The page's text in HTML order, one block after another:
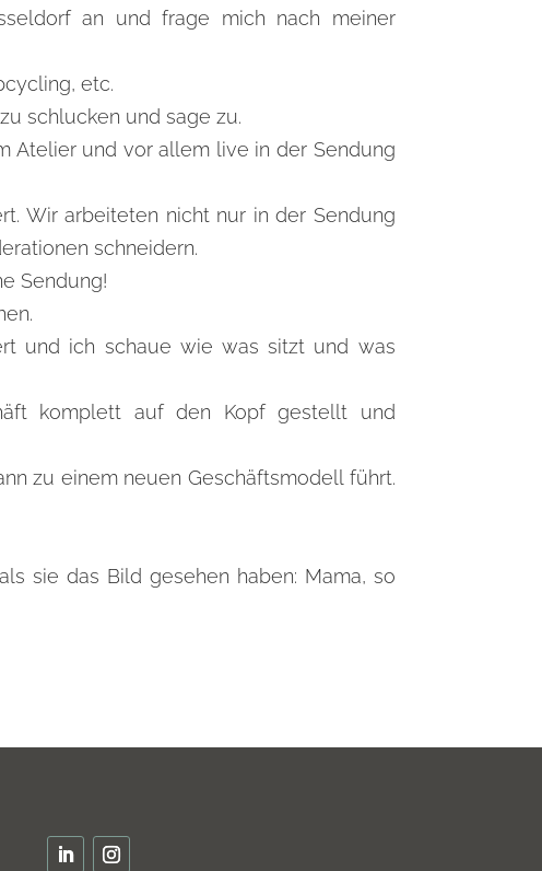
an und frage mich nach meiner
etc.
schlucken und sage zu.
Atelier und vor allem live in der Sendung
Wir arbeiteten nicht nur in der Sendung
schneidern.
Sendung!
und ich schaue wie was sitzt und was
komplett auf den Kopf gestellt und
zu einem neuen Geschäftsmodell führt.
sie das Bild gesehen haben: Mama, so